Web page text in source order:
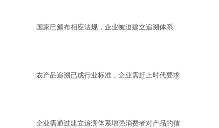
国家已颁布相应法规，企业被迫建立追溯体系
农产品追溯已成行业标准，企业需赶上时代要求
企业需通过建立追溯体系增强消费者对产品的信